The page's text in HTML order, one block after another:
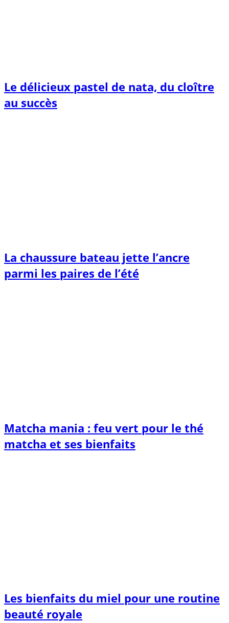
Le délicieux pastel de nata, du cloître
au succès
La chaussure bateau jette l’ancre
parmi les paires de l’été
Matcha mania : feu vert pour le thé
matcha et ses bienfaits
Les bienfaits du miel pour une routine
beauté royale